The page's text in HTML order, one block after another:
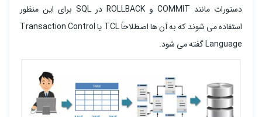
دستورات مانند COMMIT و ROLLBACK در SQL برای این منظور
استفاده می شوند که به آن ها اصطلاحاً TCL یا Transaction Control
Language گفته می شود.